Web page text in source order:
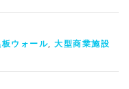
ウォール, 大型商業施設